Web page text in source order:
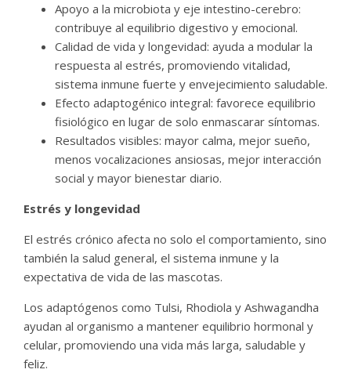
Apoyo a la microbiota y eje intestino-cerebro:
contribuye al equilibrio digestivo y emocional.
Calidad de vida y longevidad: ayuda a modular la
respuesta al estrés, promoviendo vitalidad,
sistema inmune fuerte y envejecimiento saludable.
Efecto adaptogénico integral: favorece equilibrio
fisiológico en lugar de solo enmascarar síntomas.
Resultados visibles: mayor calma, mejor sueño,
menos vocalizaciones ansiosas, mejor interacción
social y mayor bienestar diario.
Estrés y longevidad
El estrés crónico afecta no solo el comportamiento, sino
también la salud general, el sistema inmune y la
expectativa de vida de las mascotas.
Los adaptógenos como Tulsi, Rhodiola y Ashwagandha
ayudan al organismo a mantener equilibrio hormonal y
celular, promoviendo una vida más larga, saludable y
feliz.